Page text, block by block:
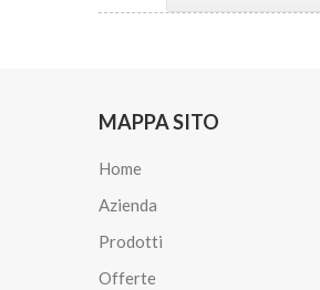
MAPPA SITO
Home
Azienda
Prodotti
Offerte